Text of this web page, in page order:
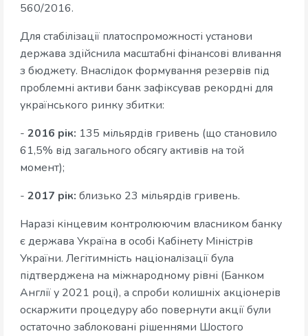
560/2016.
Для стабілізації платоспроможності установи
держава здійснила масштабні фінансові вливання
з бюджету. Внаслідок формування резервів під
проблемні активи банк зафіксував рекордні для
українського ринку збитки:
- 2016 рік: 135 мільярдів гривень (що становило
61,5% від загального обсягу активів на той
момент);
- 2017 рік: близько 23 мільярдів гривень.
Наразі кінцевим контролюючим власником банку
є держава Україна в особі Кабінету Міністрів
України. Легітимність націоналізації була
підтверджена на міжнародному рівні (Банком
Англії у 2021 році), а спроби колишніх акціонерів
оскаржити процедуру або повернути акції були
остаточно заблоковані рішеннями Шостого